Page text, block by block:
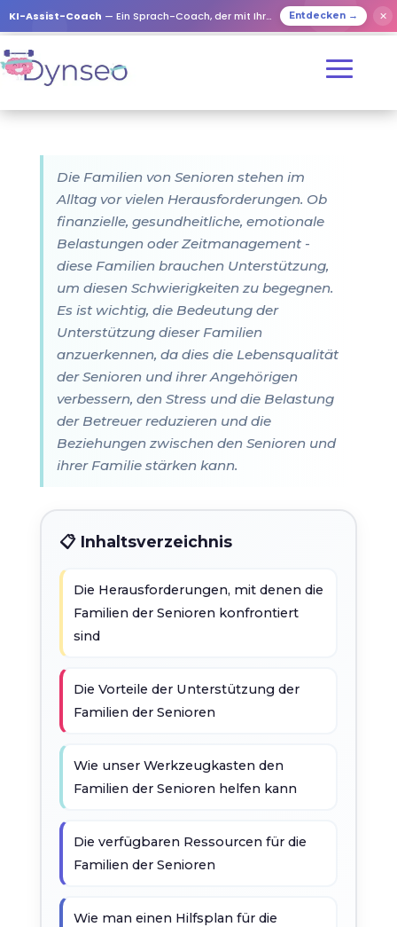
KI-Assist-Coach — Ein Sprach-Coach, der mit Ihren Lieben spielt Entdecken → ✕
Die Familien von Senioren stehen im
Alltag vor vielen Herausforderungen. Ob
finanzielle, gesundheitliche, emotionale
Belastungen oder Zeitmanagement -
diese Familien brauchen Unterstützung,
um diesen Schwierigkeiten zu begegnen.
Es ist wichtig, die Bedeutung der
Unterstützung dieser Familien
anzuerkennen, da dies die Lebensqualität
der Senioren und ihrer Angehörigen
verbessern, den Stress und die Belastung
der Betreuer reduzieren und die
Beziehungen zwischen den Senioren und
ihrer Familie stärken kann.
📋 Inhaltsverzeichnis
Die Herausforderungen, mit denen die
Familien der Senioren konfrontiert
sind
Die Vorteile der Unterstützung der
Familien der Senioren
Wie unser Werkzeugkasten den
Familien der Senioren helfen kann
Die verfügbaren Ressourcen für die
Familien der Senioren
Wie man einen Hilfsplan für die